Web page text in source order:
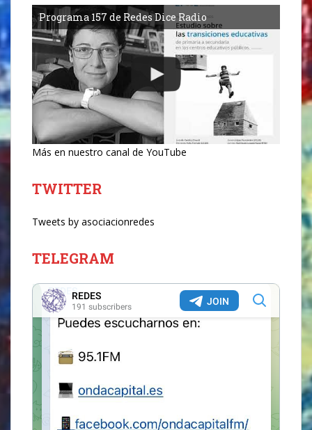
Programa 157 de Redes Dice Radio
Más en nuestro canal de YouTube
TWITTER
Tweets by asociacionredes
TELEGRAM